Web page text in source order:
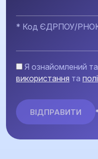
* Код ЄДРПОУ/
Я ознайомлений
використання та